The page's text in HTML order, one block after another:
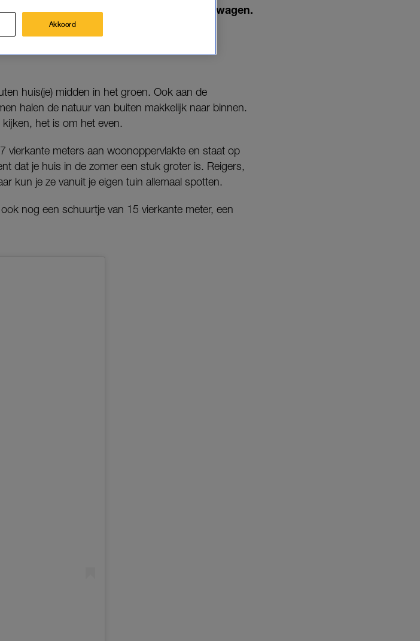
mensen het net een moderne woonwagen.
huis(je) midden in het groen. Ook aan de
halen de natuur van buiten makkelijk naar binnen.
het is om het even.
vierkante meters aan woonoppervlakte en staat op
dat je huis in de zomer een stuk groter is. Reigers,
kun je ze vanuit je eigen tuin allemaal spotten.
nog een schuurtje van 15 vierkante meter, een
Akkoord